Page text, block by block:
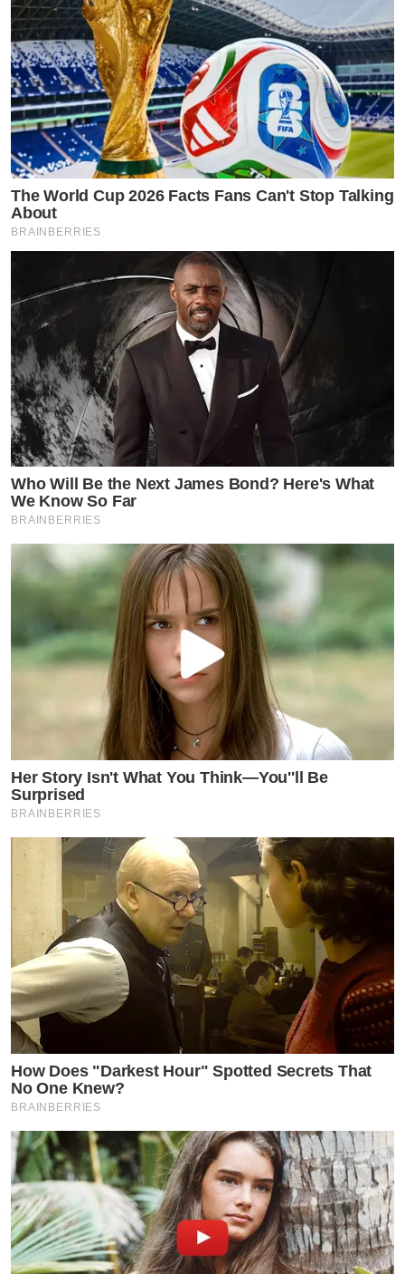
The World Cup 2026 Facts Fans Can't Stop Talking
About
BRAINBERRIES
Who Will Be the Next James Bond? Here's What
We Know So Far
BRAINBERRIES
Her Story Isn't What You Think—You''ll Be
Surprised
BRAINBERRIES
How Does "Darkest Hour" Spotted Secrets That
No One Knew?
BRAINBERRIES